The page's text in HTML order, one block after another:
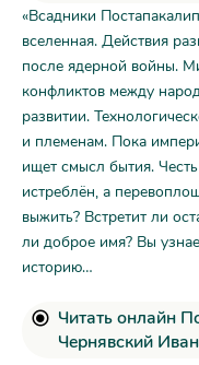
«Всадники
вселенная. Действия
после ядерной войны.
конфликтов между
развитии.
и племенам. Пока
ищет смысл бытия.
истреблён, а
выжить? Встретит ли
ли доброе имя? Вы
историю…
Читать онлайн
Чернявский Иван